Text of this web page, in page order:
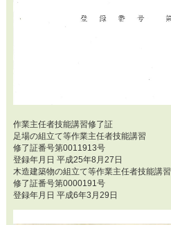
作業主任者技能講習修了証
足場の組立て等作業主任者技能講習
修了証番号第0011913号
登録年月日 平成25年8月27日
木造建築物の組立て等作業主任者技能講習
修了証番号第0000191号
登録年月日 平成6年3月29日